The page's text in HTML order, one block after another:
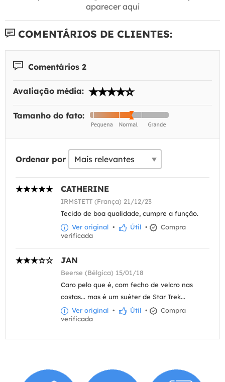
aparecer aqui
COMENTÁRIOS DE CLIENTES:
Comentários 2
Avaliação média:
Tamanho do fato:
Ordenar por
CATHERINE
IRMSTETT (França) 21/12/23
Tecido de boa qualidade, cumpre a função.
Ver original • Útil •
Compra
verificada
JAN
Beerse (Bélgica) 15/01/18
Caro pelo que é, com fecho de velcro nas
costas... mas é um suéter de Star Trek...
Ver original • Útil •
Compra
verificada